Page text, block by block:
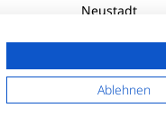
Neustadt
Tdf. Strand
Ablehnen